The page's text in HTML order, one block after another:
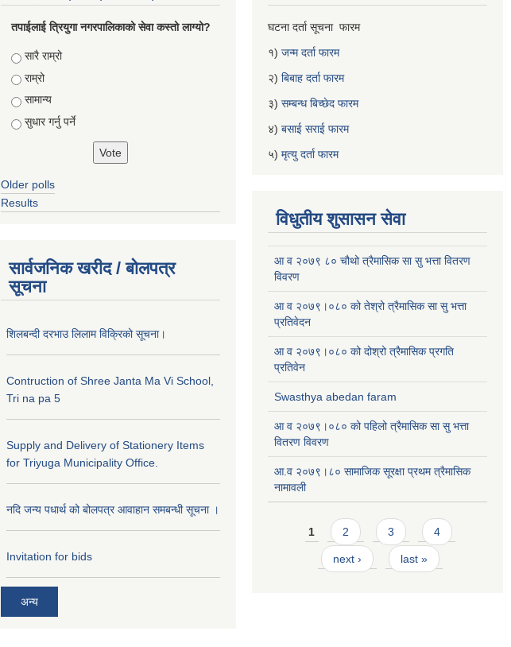
तपाईलाई त्रियुगा नगरपालिकाको सेवा कस्तो लाग्यो?
Choices
सारै राम्रो
राम्रो
सामान्य
सुधार गर्नु पर्ने
Older polls
Results
सार्वजनिक खरीद / बोलपत्र
सूचना
शिलबन्दी दरभाउ लिलाम विक्रिको सूचना।
Contruction of Shree Janta Ma Vi School,
Tri na pa 5
Supply and Delivery of Stationery Items
for Triyuga Municipality Office.
नदि जन्य पधार्थ को बोलपत्र आवाहान समबन्धी सूचना ।
Invitation for bids
अन्य
घटना दर्ता सूचना फारम
१) जन्म दर्ता फारम
२) बिबाह दर्ता फारम
३) सम्बन्ध बिच्छेद फारम
४) बसाई सराई फारम
५) मृत्यु दर्ता फारम
विधुतीय शुसासन सेवा
आ व २०७९ ८० चौथो त्रैमासिक सा सु भत्ता वितरण
विवरण
आ व २०७९।०८० को तेश्रो त्रैमासिक सा सु भत्ता
प्रतिवेदन
आ व २०७९।०८० को दोश्रो त्रैमासिक प्रगति
प्रतिवेन
Swasthya abedan faram
आ व २०७९।०८० को पहिलो त्रैमासिक सा सु भत्ता
वितरण विवरण
आ.व २०७९।८० सामाजिक सूरक्षा प्रथम त्रैमासिक
नामावली
Pages
1 2 3 4
next › last »